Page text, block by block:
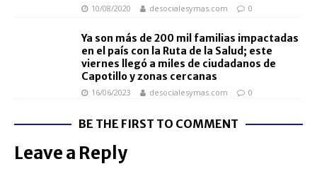
10/08/2020 desocialesymas.com 0
Ya son más de 200 mil familias impactadas
en el país con la Ruta de la Salud; este
viernes llegó a miles de ciudadanos de
Capotillo y zonas cercanas
16/06/2023 desocialesymas.com 0
BE THE FIRST TO COMMENT
Leave a Reply